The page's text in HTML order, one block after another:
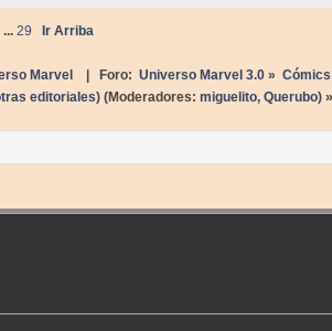
...29 Ir Arriba
Marvel | Foro: Universo Marvel 3.0» Cómics
editoriales) (Moderadores: miguelito, Querubo) »